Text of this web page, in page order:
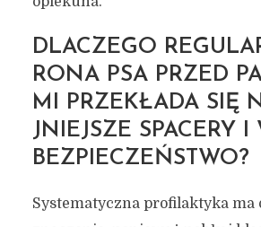
DLACZEGO
RONA PSA PRZED
MI PRZEKŁADA SIĘ
JNIEJSZE SPACERY I
BEZPIECZEŃSTWO?
Systematyczna profilaktyka ma